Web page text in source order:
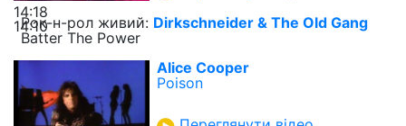
14:18
14:10
Рок-н-рол живий: Dirkschneider & The Old Gang
Batter The Power
Alice Cooper
Poison